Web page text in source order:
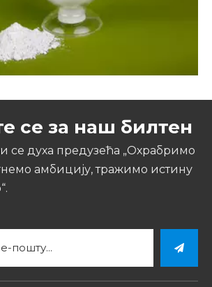
се за наш билтен
се духа предузећа „Охрабримо
амбицију, тражимо истину